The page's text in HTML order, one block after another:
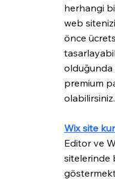
herhangi
web
önce
olduğunda
premium
olabilirsiniz.
Wix site
Editor ve
sitelerinde